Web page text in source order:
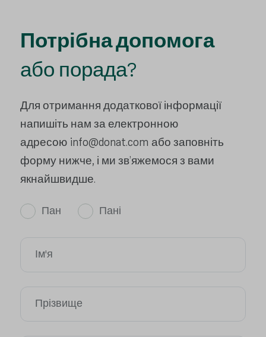
Потрібна допомога
або порада?
Для отримання додаткової інформації
напишіть нам за електронною
адресою info@donat.com або заповніть
форму нижче, і ми зв’яжемося з вами
якнайшвидше.
Пан Пані
Ім'я
Прізвище